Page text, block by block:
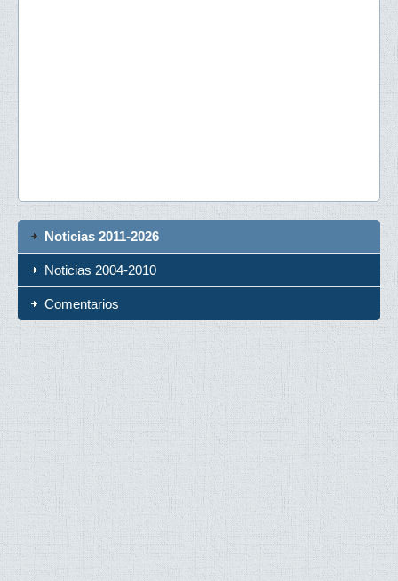
Noticias 2011-2026
Noticias 2004-2010
Comentarios